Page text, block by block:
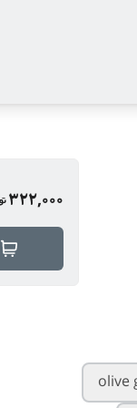
olive
322,000